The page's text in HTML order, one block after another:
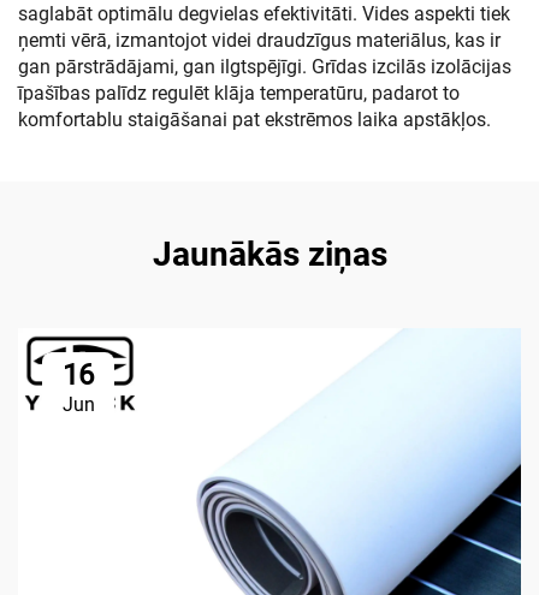
saglabāt optimālu degvielas efektivitāti. Vides aspekti tiek
ņemti vērā, izmantojot videi draudzīgus materiālus, kas ir
gan pārstrādājami, gan ilgtspējīgi. Grīdas izcilās izolācijas
īpašības palīdz regulēt klāja temperatūru, padarot to
komfortablu staigāšanai pat ekstrēmos laika apstākļos.
Jaunākās ziņas
16
Jun